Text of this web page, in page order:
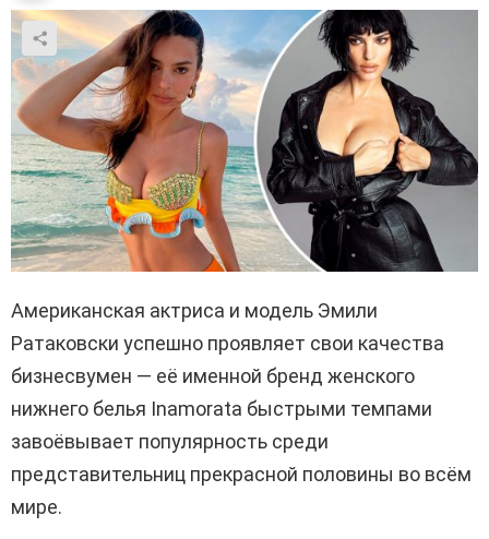
Американская актриса и модель Эмили
Ратаковски успешно проявляет свои качества
бизнесвумен — её именной бренд женского
нижнего белья Inamorata быстрыми темпами
завоёвывает популярность среди
представительниц прекрасной половины во всём
мире.